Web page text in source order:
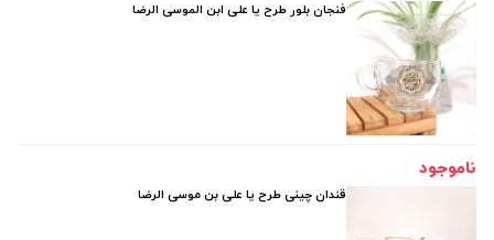
فنجان بلور طرح یا علی ابن الموسی الرضا
ناموجود
قندان چینی طرح یا علی بن موسی الرضا